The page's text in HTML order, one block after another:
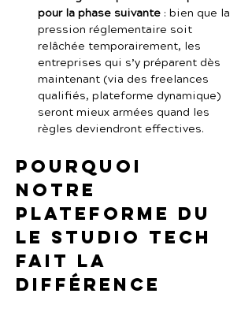
pour la phase suivante : bien que la
pression réglementaire soit
relâchée temporairement, les
entreprises qui s’y préparent dès
maintenant (via des freelances
qualifiés, plateforme dynamique)
seront mieux armées quand les
règles deviendront effectives.
Pourquoi
notre
plateforme du
Le Studio Tech
fait la
différence